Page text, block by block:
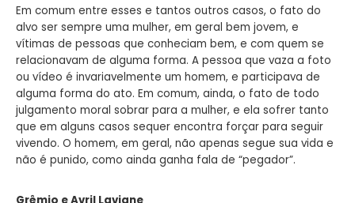
Em comum entre esses e tantos outros casos, o fato do
alvo ser sempre uma mulher, em geral bem jovem, e
vítimas de pessoas que conheciam bem, e com quem se
relacionavam de alguma forma. A pessoa que vaza a foto
ou vídeo é invariavelmente um homem, e participava de
alguma forma do ato. Em comum, ainda, o fato de todo
julgamento moral sobrar para a mulher, e ela sofrer tanto
que em alguns casos sequer encontra forçar para seguir
vivendo. O homem, em geral, não apenas segue sua vida e
não é punido, como ainda ganha fala de “pegador”.
Grêmio e Avril Lavigne